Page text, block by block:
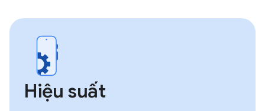
Hiệu suất